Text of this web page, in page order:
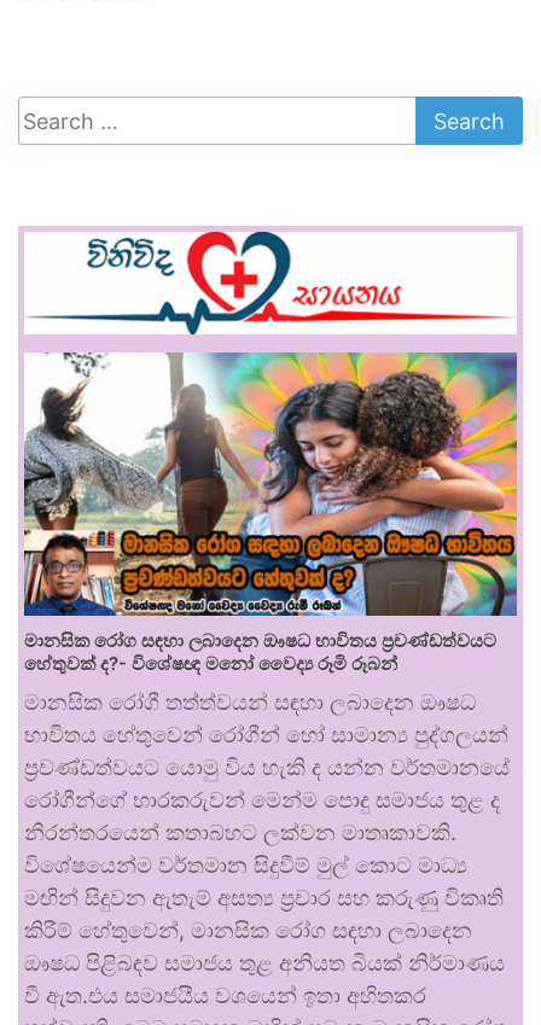
මානසික රෝග සඳහා ලබාදෙන ඖෂධ භාවිතය ප්‍රචණ්ඩත්වයට
හේතුවක් ද?- විශේෂඥ මනෝ වෛද්‍ය රූමි රූබන්
මානසික රෝගී තත්ත්වයන් සඳහා ලබාදෙන ඖෂධ
භාවිතය හේතුවෙන් රෝගීන් හෝ සාමාන්‍ය පුද්ගලයන්
ප්‍රචණ්ඩත්වයට යොමු විය හැකි ද යන්න වර්තමානයේ
රෝගීන්ගේ භාරකරුවන් මෙන්ම පොදු සමාජය තුළ ද
නිරන්තරයෙන් කතාබහට ලක්වන මාතෘකාවකි.
විශේෂයෙන්ම වර්තමාන සිදුවීම් මුල් කොට මාධ්‍ය
මඟින් සිදුවන ඇතැම් අසත්‍ය ප්‍රචාර සහ කරුණු විකෘති
කිරීම් හේතුවෙන්, මානසික රෝග සඳහා ලබාදෙන
ඖෂධ පිළිබඳව සමාජය තුළ අනියත බියක් නිර්මාණය
වී ඇත.එය සමාජයීය වශයෙන් ඉතා අහිතකර